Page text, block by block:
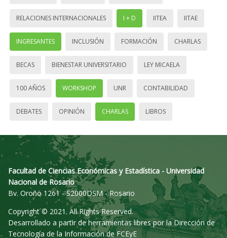
RELACIONES INTERNACIONALES I + D IITEA IITAE
INGRESANTES INCLUSIÓN FORMACIÓN CHARLAS
BECAS BIENESTAR UNIVERSITARIO LEY MICAELA
100 AÑOS WORKSHOP UNR CONTABILIDAD
DEBATES OPINIÓN CHARLAS LIBROS
Facultad de Ciencias Económicas y Estadística - Universidad
Nacional de Rosario
Bv. Oroño 1261 - S2000DSM - Rosario
Copyright © 2021. All Rights Reserved.
Desarrollado a partir de herramientas libres por la Dirección de
Tecnología de la Información de FCEyE